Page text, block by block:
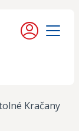
Moje konto
Menu
Kračany